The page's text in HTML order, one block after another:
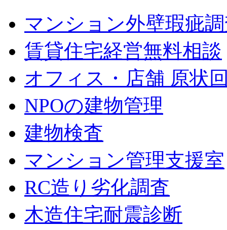
マンション外壁瑕疵
賃貸住宅経営無料相談
オフィス・店舗 原状
NPOの建物管理
建物検査
マンション管理支援室
RC造り劣化調査
木造住宅耐震診断